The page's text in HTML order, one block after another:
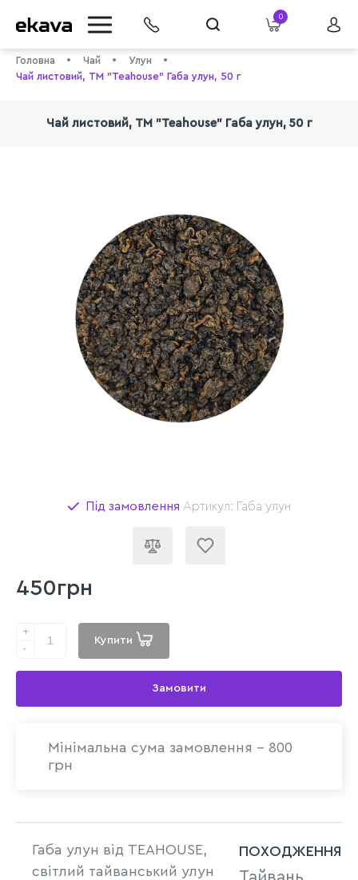
0
Головна Чай
Улун
Чай листовий, ТМ "Teahouse" Габа улун, 50 г
Чай листовий, ТМ "Teahouse" Габа улун, 50 г
Під замовлення Артикул: Габа улун
450грн
+
-
Купити
Замовити
Мінімальна сума замовлення - 800
грн
Габа улун від TEAHOUSE,
світлий тайванський улун
ПОХОДЖЕННЯ